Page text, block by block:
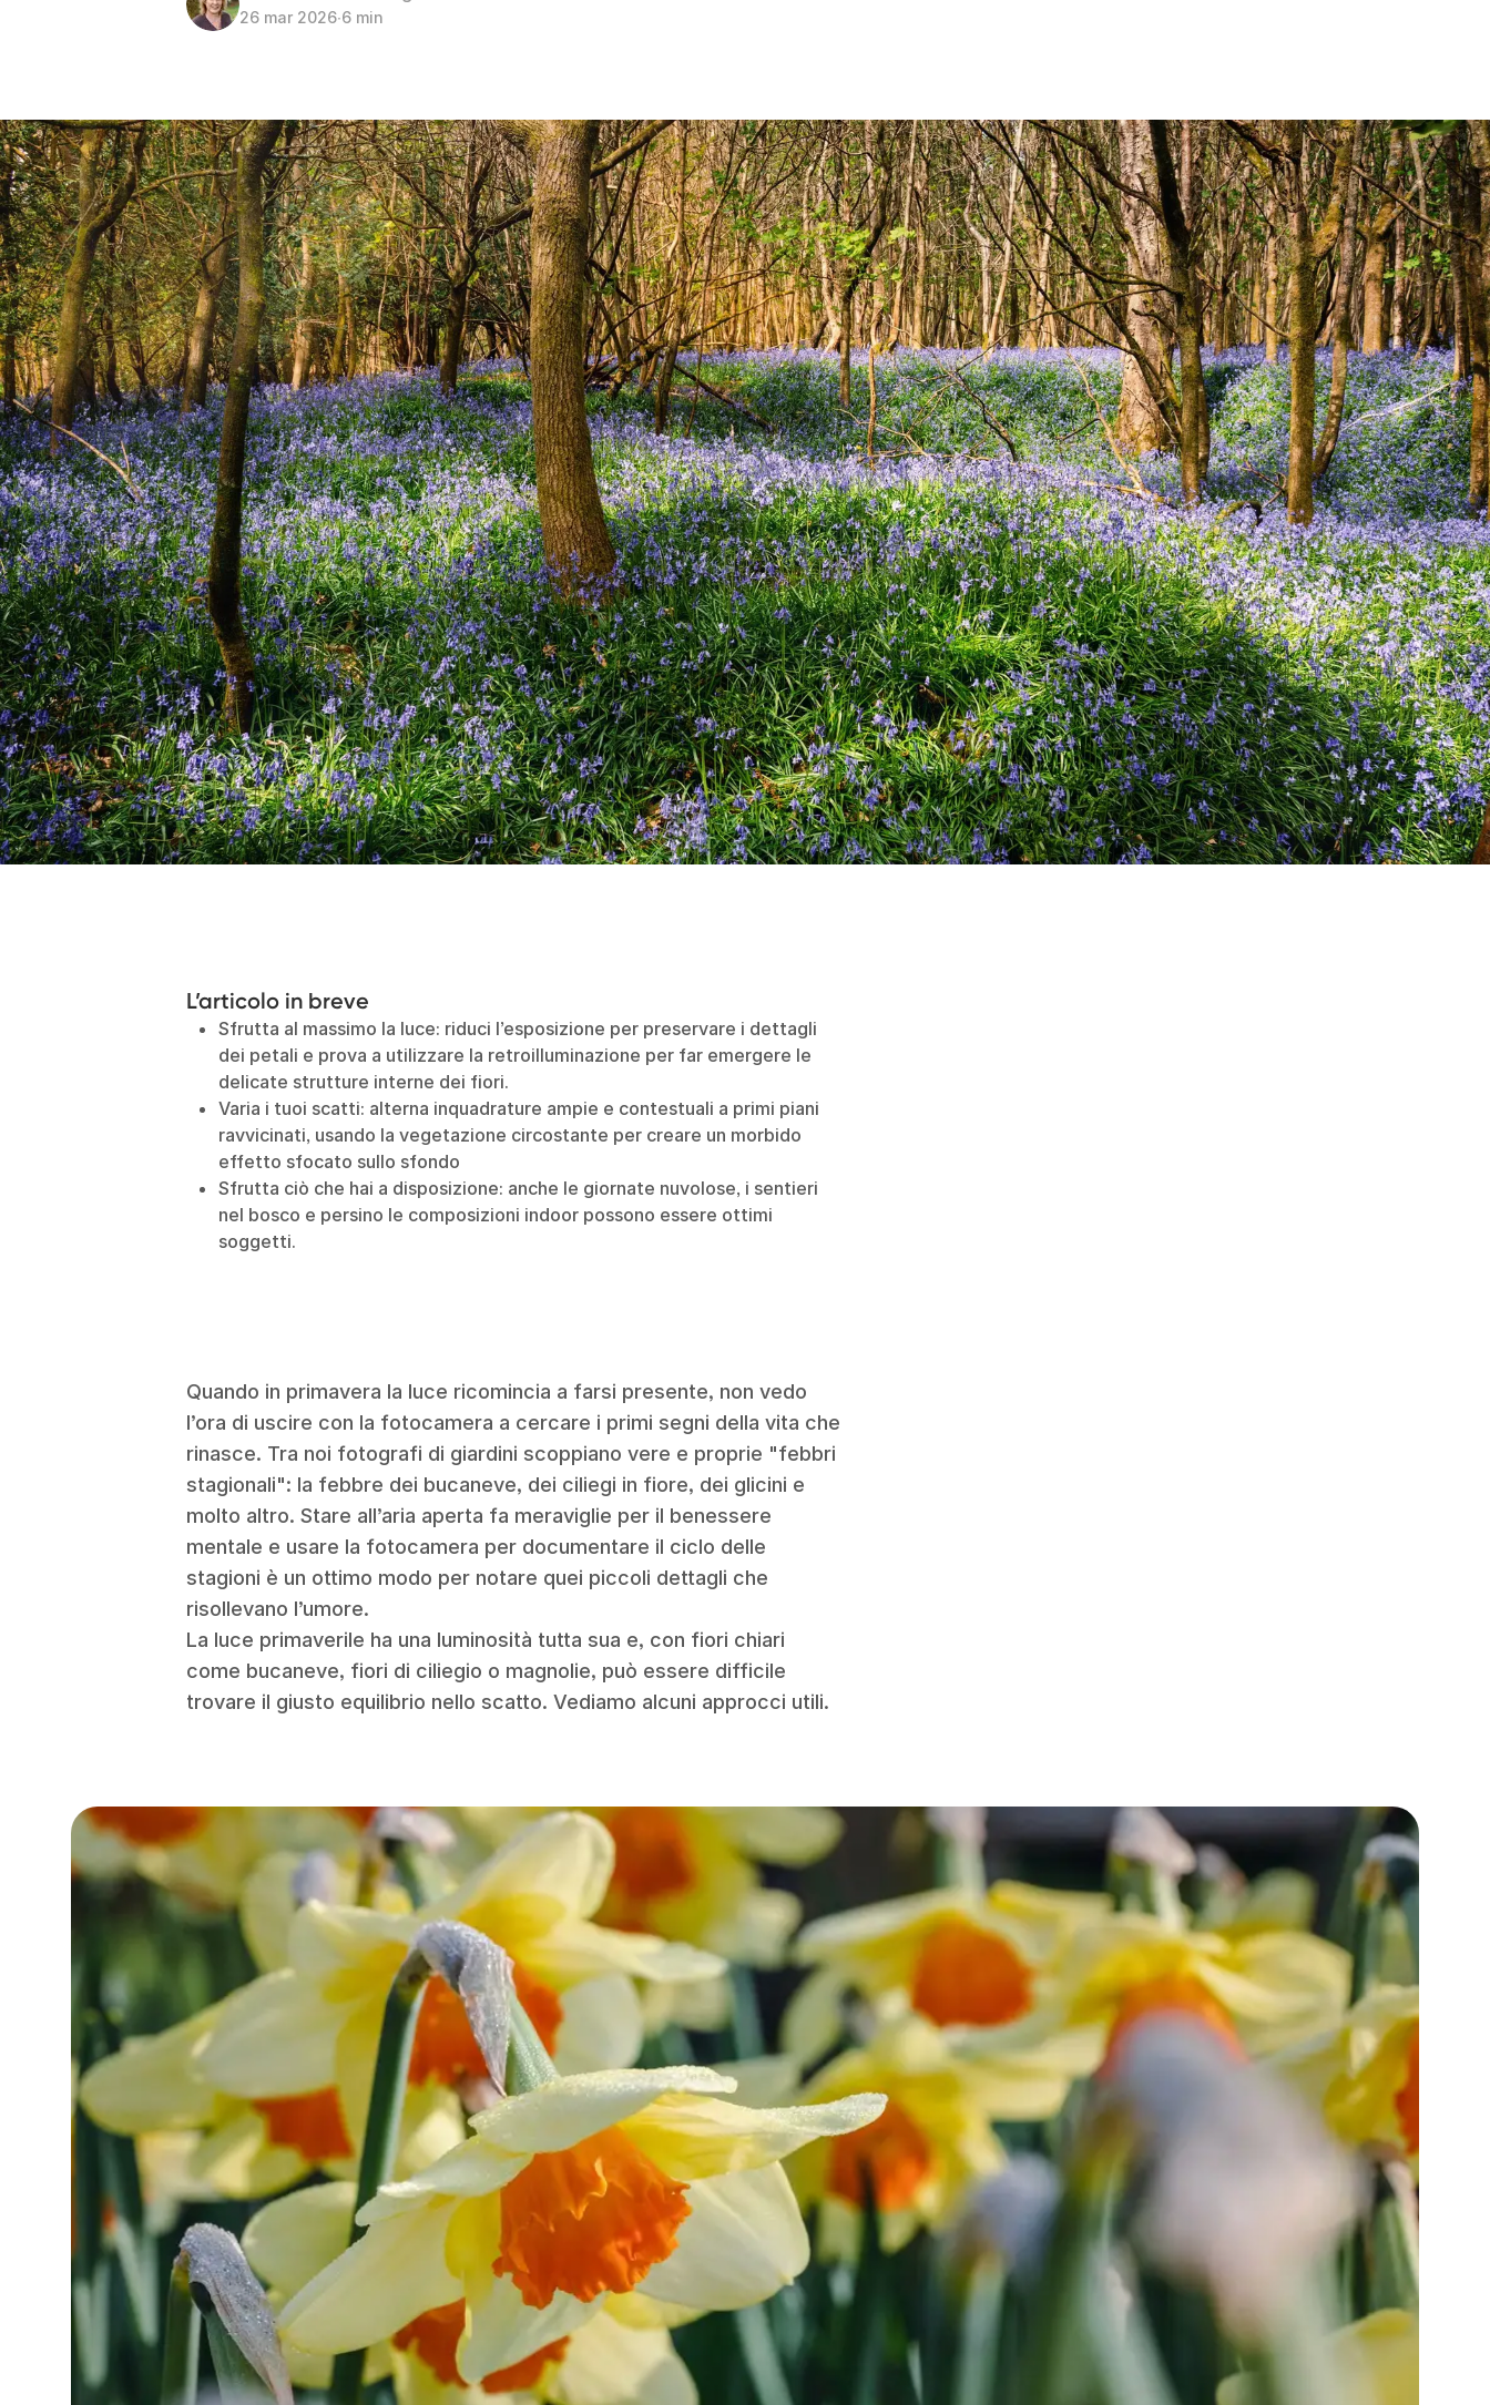
26 mar 2026∙6 min
L’articolo in breve
Sfrutta al massimo la luce: riduci l’esposizione per preservare i dettagli
dei petali e prova a utilizzare la retroilluminazione per far emergere le
delicate strutture interne dei fiori.
Varia i tuoi scatti: alterna inquadrature ampie e contestuali a primi piani
ravvicinati, usando la vegetazione circostante per creare un morbido
effetto sfocato sullo sfondo
Sfrutta ciò che hai a disposizione: anche le giornate nuvolose, i sentieri
nel bosco e persino le composizioni indoor possono essere ottimi
soggetti.
Quando in primavera la luce ricomincia a farsi presente, non vedo
l’ora di uscire con la fotocamera a cercare i primi segni della vita che
rinasce. Tra noi fotografi di giardini scoppiano vere e proprie "febbri
stagionali": la febbre dei bucaneve, dei ciliegi in fiore, dei glicini e
molto altro. Stare all’aria aperta fa meraviglie per il benessere
mentale e usare la fotocamera per documentare il ciclo delle
stagioni è un ottimo modo per notare quei piccoli dettagli che
risollevano l’umore.
La luce primaverile ha una luminosità tutta sua e, con fiori chiari
come bucaneve, fiori di ciliegio o magnolie, può essere difficile
trovare il giusto equilibrio nello scatto. Vediamo alcuni approcci utili.